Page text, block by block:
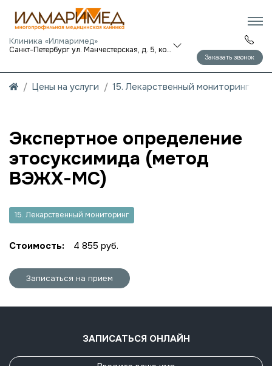
Клиника «Илмаримед»
Санкт-Петербург ул. Манчестерская, д. 5, корп. 1
Заказать звонок
Цены на услуги 15. Лекарственный мониторинг
Экспертное определение
этосуксимида (метод
ВЭЖХ-МС)
15. Лекарственный мониторинг
Стоимость: 4 855 руб.
Записаться на прием
ЗАПИСАТЬСЯ ОНЛАЙН